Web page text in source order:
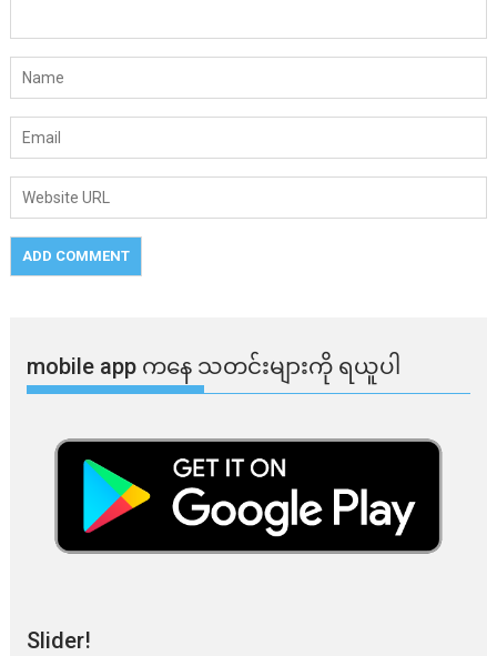
mobile app ​​ကနေ ​​သတင်းများကို ရယူပါ
Slider!